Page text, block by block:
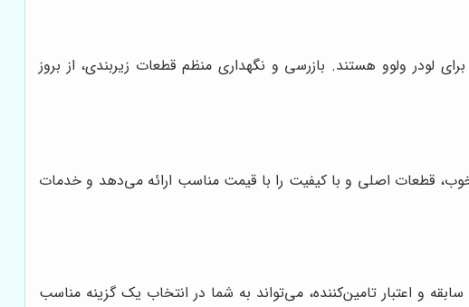
لودر ولوو هستند. بازرسی و نگهداری منظم قطعات زیربندی، از بروز
خوب، قطعات اصلی و با کیفیت را با قیمت مناسب ارائه می‌دهد و خدمات
و اعتبار تامین‌کننده، می‌تواند به شما در انتخاب یک گزینه مناسب